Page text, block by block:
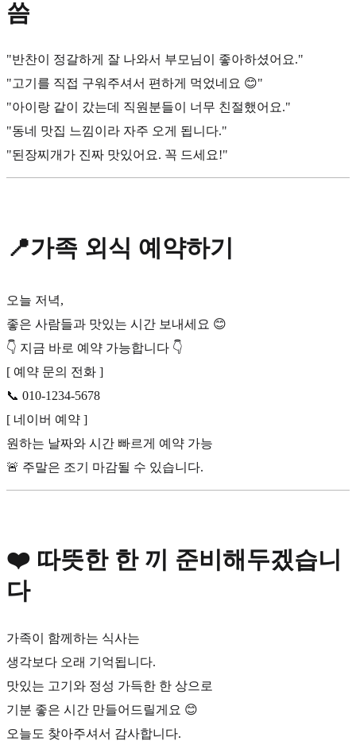
씀
"반찬이 정갈하게 잘 나와서 부모님이 좋아하셨어요."
"고기를 직접 구워주셔서 편하게 먹었네요 😊"
"아이랑 같이 갔는데 직원분들이 너무 친절했어요."
"동네 맛집 느낌이라 자주 오게 됩니다."
"된장찌개가 진짜 맛있어요. 꼭 드세요!"
📍가족 외식 예약하기
오늘 저녁,
좋은 사람들과 맛있는 시간 보내세요 😊
👇 지금 바로 예약 가능합니다 👇
[ 예약 문의 전화 ]
📞 010-1234-5678
[ 네이버 예약 ]
원하는 날짜와 시간 빠르게 예약 가능
🚨 주말은 조기 마감될 수 있습니다.
❤️ 따뜻한 한 끼 준비해두겠습니
다
가족이 함께하는 식사는
생각보다 오래 기억됩니다.
맛있는 고기와 정성 가득한 한 상으로
기분 좋은 시간 만들어드릴게요 😊
오늘도 찾아주셔서 감사합니다.